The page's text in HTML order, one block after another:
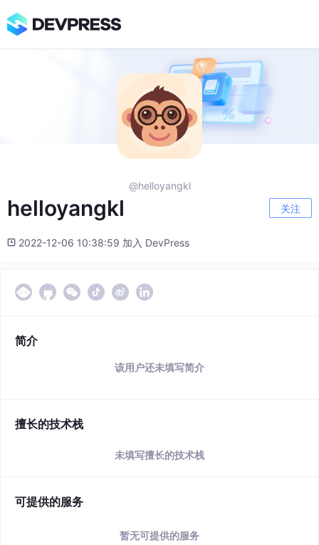
@helloyangkl
helloyangkl 关注
2022-12-06 10:38:59 加入 DevPress
简介
该用户还未填写简介
擅长的技术栈
未填写擅长的技术栈
可提供的服务
暂无可提供的服务